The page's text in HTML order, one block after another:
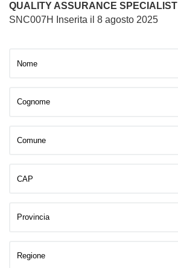
QUALITY ASSURANCE SPECIALIST
SNC007H Inserita il 8 agosto 2025